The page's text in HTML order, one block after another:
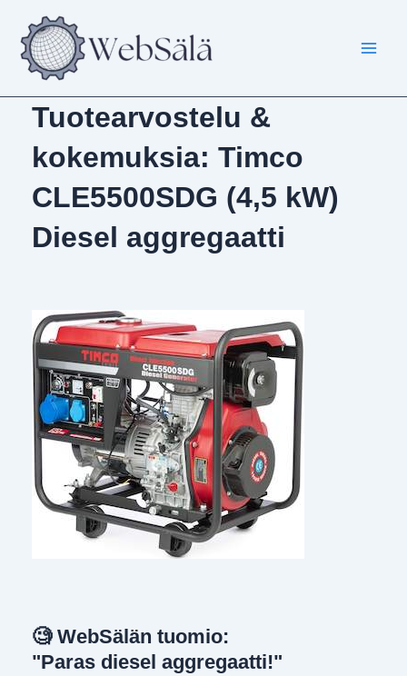
sisältöön
Tuotearvostelu &
kokemuksia: Timco
CLE5500SDG (4,5 kW)
Diesel aggregaatti
🧐 WebSälän tuomio:
"Paras diesel aggregaatti!"